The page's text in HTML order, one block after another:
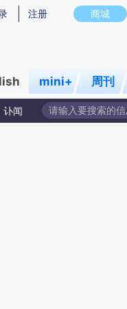
图存在偏差。不代表财新观点
商城
注册
mini+ 周刊
讣闻